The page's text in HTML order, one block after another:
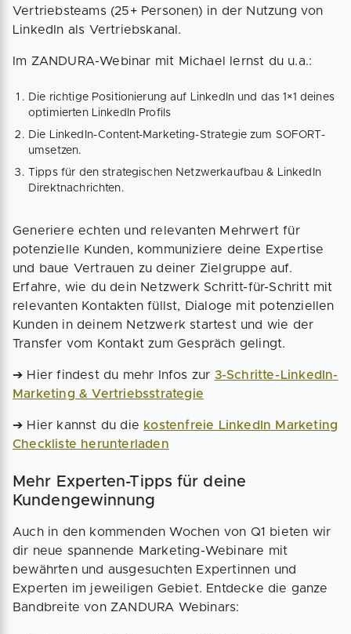
Vertriebsteams (25+ Personen) in der Nutzung von
LinkedIn als Vertriebskanal.
Im ZANDURA-Webinar mit Michael lernst du u.a.:
Die richtige Positionierung auf LinkedIn und das 1×1 deines
optimierten LinkedIn Profils
Die LinkedIn-Content-Marketing-Strategie zum SOFORT-
umsetzen.
Tipps für den strategischen Netzwerkaufbau & LinkedIn
Direktnachrichten.
Generiere echten und relevanten Mehrwert für
potenzielle Kunden, kommuniziere deine Expertise
und baue Vertrauen zu deiner Zielgruppe auf.
Erfahre, wie du dein Netzwerk Schritt-für-Schritt mit
relevanten Kontakten füllst, Dialoge mit potenziellen
Kunden in deinem Netzwerk startest und wie der
Transfer vom Kontakt zum Gespräch gelingt.
➔ Hier findest du mehr Infos zur 3-Schritte-LinkedIn-
Marketing & Vertriebsstrategie
➔ Hier kannst du die kostenfreie LinkedIn Marketing
Checkliste herunterladen
Mehr Experten-Tipps für deine
Kundengewinnung
Auch in den kommenden Wochen von Q1 bieten wir
dir neue spannende Marketing-Webinare mit
bewährten und ausgesuchten Expertinnen und
Experten im jeweiligen Gebiet. Entdecke die ganze
Bandbreite von ZANDURA Webinars: